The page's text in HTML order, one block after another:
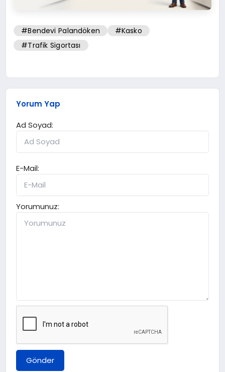
#Bendevi Palandöken
#Kasko
#Trafik Sigortası
Yorum Yap
Ad Soyad:
E-Mail:
Yorumunuz:
Gönder